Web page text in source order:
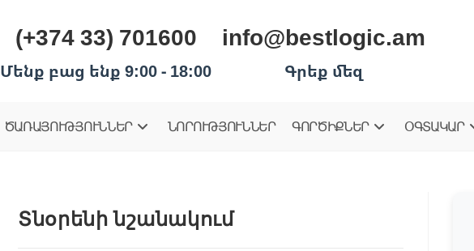
(+374 33) 701600
Մենք բաց ենք 9:00 - 18:00
info@bestlogic.am
Գրեք մեզ
ԾԱՌԱՅՈՒԹՅՈՒՆՆԵՐ ՆՈՐՈՒԹՅՈՒՆՆԵՐ ԳՈՐԾԻՔՆԵՐ ՕԳՏԱԿԱՐ
Տնօրենի նշանակում